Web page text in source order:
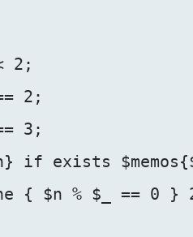
2;
2;
3;
if exists
{ $n % $_ == 0 }